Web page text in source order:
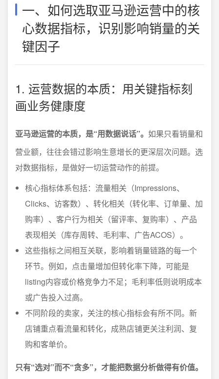
一、如何选取亚马逊运营中的核
心数据指标，识别影响销量的关
键因子
1. 运营数据的本质：用关键指标刻
画业务健康度
亚马逊运营的本质，是“用数据说话”。 如果只看销量和
营业额，往往会错过影响生意增长的更深层次问题。选
对数据指标，是做好一切运营动作的前提。
核心指标体系包括：流量相关（Impressions、
Clicks、访客数）、转化相关（转化率、订单量、加
购率）、客户行为相关（留评率、复购率）、产品
表现相关（库存周转、毛利率、广告ACOS）。
这些指标之间相互关联，影响着销量链路的每一个
环节。例如，点击量增加但转化率下降，可能是
listing内容或价格竞争力不足；毛利率低则说明成本
或广告投入过高。
不同阶段的卖家，关注的核心指标会有所不同。新
店铺重点看流量和转化，成熟店铺更关注利润、复
购和客单价。
只有“选对”而不“贪多”，才能把数据分析做得有价值。